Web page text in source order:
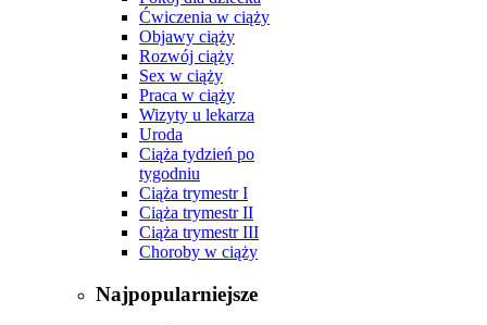
Ćwiczenia w ciąży
Objawy ciąży
Rozwój ciąży
Sex w ciąży
Praca w ciąży
Wizyty u lekarza
Uroda
Ciąża tydzień po
tygodniu
Ciąża trymestr I
Ciąża trymestr II
Ciąża trymestr III
Choroby w ciąży
Najpopularniejsze